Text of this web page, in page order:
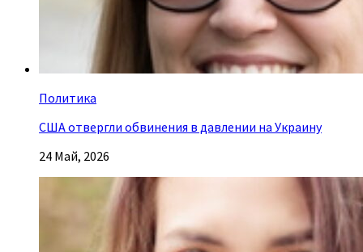
Политика
США отвергли обвинения в давлении на Украину
24 Май, 2026